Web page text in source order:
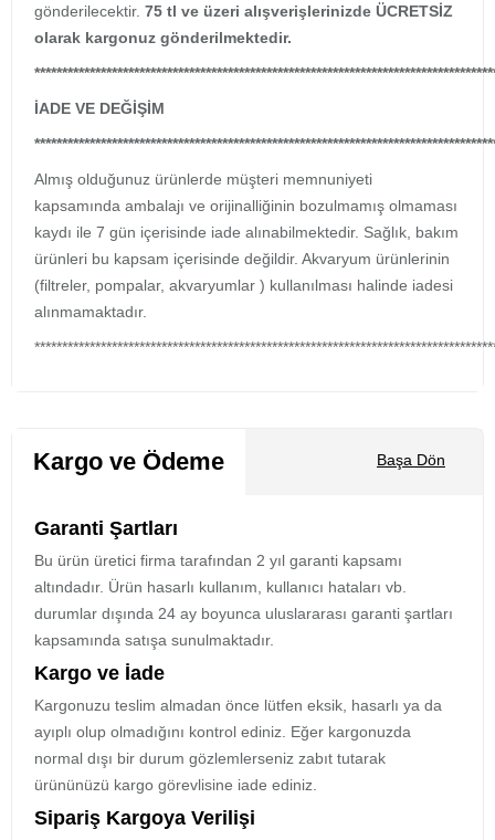
gönderilecektir. 75 tl ve üzeri alışverişlerinizde ÜCRETSİZ
olarak kargonuz gönderilmektedir.
İADE VE DEĞİŞİM
Almış olduğunuz ürünlerde müşteri memnuniyeti
kapsamında ambalajı ve orijinalliğinin bozulmamış olmaması
kaydı ile 7 gün içerisinde iade alınabilmektedir. Sağlık, bakım
ürünleri bu kapsam içerisinde değildir. Akvaryum ürünlerinin
(filtreler, pompalar, akvaryumlar ) kullanılması halinde iadesi
alınmamaktadır.
Kargo ve Ödeme Başa Dön
Garanti Şartları
Bu ürün üretici firma tarafından 2 yıl garanti kapsamı
altındadır. Ürün hasarlı kullanım, kullanıcı hataları vb.
durumlar dışında 24 ay boyunca uluslararası garanti şartları
kapsamında satışa sunulmaktadır.
Kargo ve İade
Kargonuzu teslim almadan önce lütfen eksik, hasarlı ya da
ayıplı olup olmadığını kontrol ediniz. Eğer kargonuzda
normal dışı bir durum gözlemlerseniz zabıt tutarak
ürününüzü kargo görevlisine iade ediniz.
Sipariş Kargoya Verilişi